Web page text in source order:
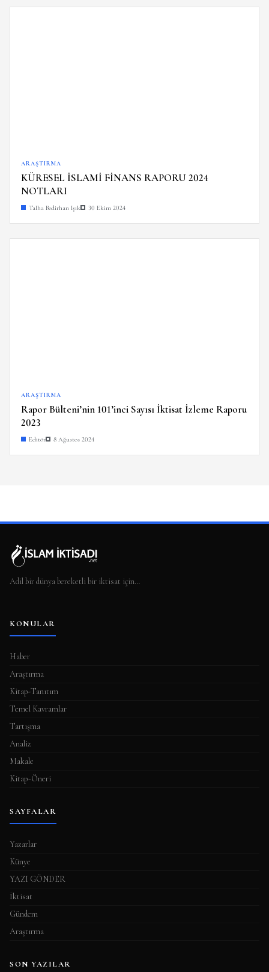
ARAŞTIRMA
KÜRESEL İSLAMİ FİNANS RAPORU 2024
NOTLARI
Talha Bedirhan Işık 30 Ekim 2024
ARAŞTIRMA
Rapor Bülteni’nin 101’inci Sayısı İktisat İzleme Raporu
2023
Editör 8 Ağustos 2024
Adil bir dünya bereketli bir iktisat için…
KONULAR
Haber
Araştırma
Kitap-Tanıtım
Temel Kavramlar
Tartışma
Analiz
Makale
Kitap-Öneri
SAYFALAR
Yazarlar
Künye
YAZI GÖNDER
İktisat
Gündem
Araştırma
SON YAZILAR